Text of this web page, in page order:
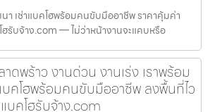
เช่าแบคโฮพร้อมคนขับมืออาชีพ ราคาคุ้มค่า
รับจ้าง.com — ไม่ว่าหน้างานจะแคบหรือ
ดพร้าว งานด่วน งานเร่ง เราพร้อม
คโฮพร้อมคนขับมืออาชีพ ลงพื้นที่ไว
บคโฮรับจ้าง.com